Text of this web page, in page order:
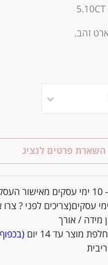
5.10CT
זהב.
השארת פרטים לנציג
מידה / אורך
מוצר עד 14 יום